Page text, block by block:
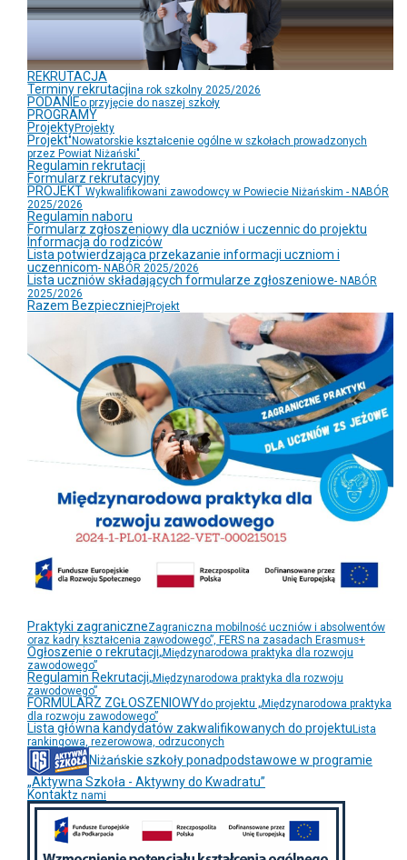
REKRUTACJA
Terminy rekrutacjina rok szkolny 2025/2026
PODANIEo przyjęcie do naszej szkoły
PROGRAMY
ProjektyProjekty
Projekt"Nowatorskie kształcenie ogólne w szkołach prowadzonych
przez Powiat Niżański"
Regulamin rekrutacji
Formularz rekrutacyjny
PROJEKT Wykwalifikowani zawodowcy w Powiecie Niżańskim - NABÓR
2025/2026
Regulamin naboru
Formularz zgłoszeniowy dla uczniów i uczennic do projektu
Informacja do rodziców
Lista potwierdzająca przekazanie informacji uczniom i
uczennicom- NABÓR 2025/2026
Lista uczniów składających formularze zgłoszeniowe- NABÓR
2025/2026
Razem Bezpieczniej Projekt
Praktyki zagraniczneZagraniczna mobilność uczniów i absolwentów
oraz kadry kształcenia zawodowego”, FERS na zasadach Erasmus+
Ogłoszenie o rekrutacji„Międzynarodowa praktyka dla rozwoju
zawodowego”
Regulamin Rekrutacji„Międzynarodowa praktyka dla rozwoju
zawodowego”
FORMULARZ ZGŁOSZENIOWYdo projektu „Międzynarodowa praktyka
dla rozwoju zawodowego”
Lista główna kandydatów zakwalifikowanych do projektu Lista
rankingowa, rezerowowa, odrzuconych
Niżańskie szkoły ponadpodstawowe w programie
„Aktywna Szkoła - Aktywny do Kwadratu”
Kontaktz nami